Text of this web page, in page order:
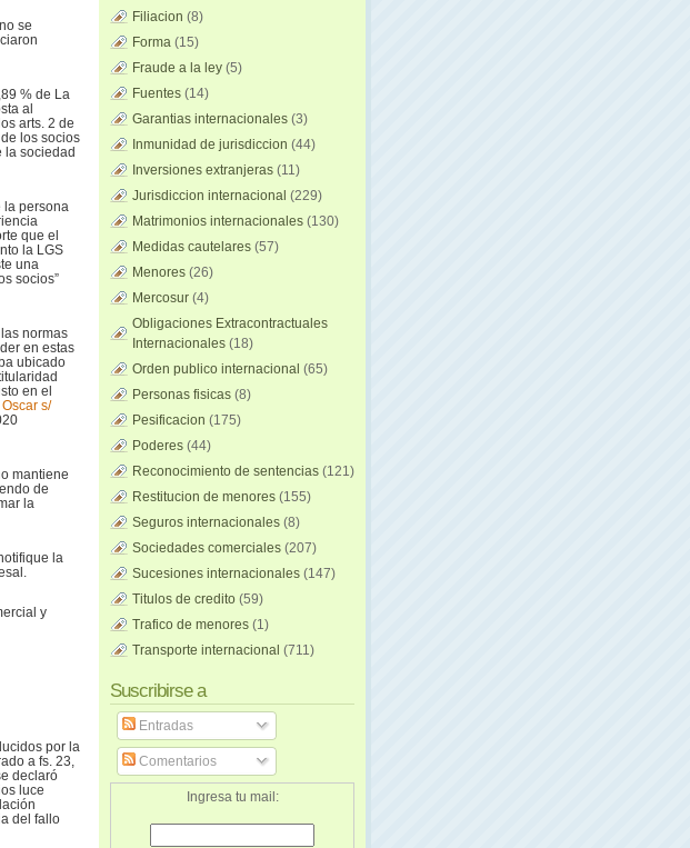
se
% de La
al
arts. 2 de
los socios
la sociedad
la persona
que el
la LGS
una
socios”
normas
en estas
ubicado
en el
s/
mantiene
de
la
la
y
por la
a fs. 23,
declaró
luce
del fallo
Filiacion (8)
Forma (15)
Fraude a la ley (5)
Fuentes (14)
Garantias internacionales (3)
Inmunidad de jurisdiccion (44)
Inversiones extranjeras (11)
Jurisdiccion internacional (229)
Matrimonios internacionales (130)
Medidas cautelares (57)
Menores (26)
Mercosur (4)
Obligaciones Extracontractuales
Internacionales (18)
Orden publico internacional (65)
Personas fisicas (8)
Pesificacion (175)
Poderes (44)
Reconocimiento de sentencias (121)
Restitucion de menores (155)
Seguros internacionales (8)
Sociedades comerciales (207)
Sucesiones internacionales (147)
Titulos de credito (59)
Trafico de menores (1)
Transporte internacional (711)
Suscribirse a
Entradas
Comentarios
Ingresa tu mail: